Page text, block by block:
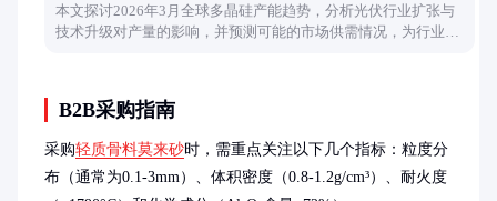
本文探讨2026年3月全球多晶硅产能趋势，分析光伏行业扩张与
技术升级对产量的影响，并预测可能的市场供需情况，为行业观
B2B采购指南
采购轻质骨料莫来砂时，需重点关注以下几个指标：粒度分
布（通常为0.1-3mm）、体积密度（0.8-1.2g/cm³）、耐火度